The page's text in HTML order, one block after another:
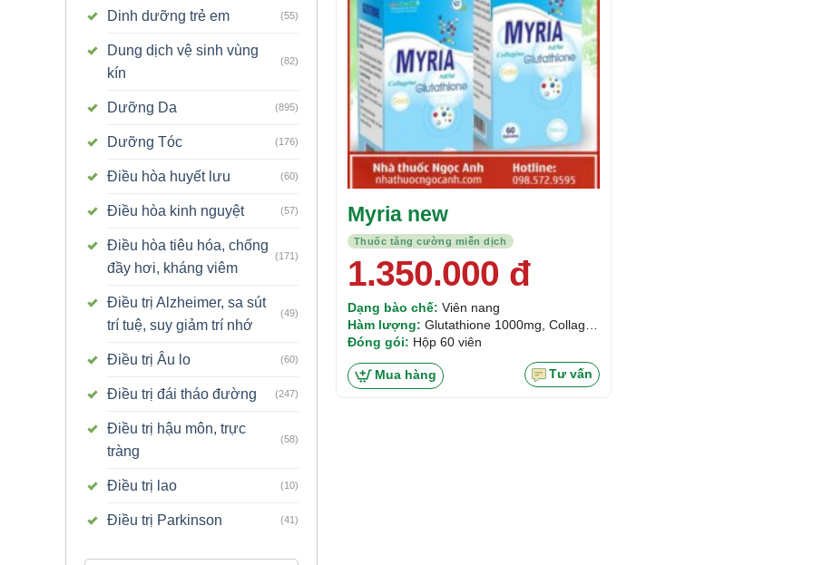
Dinh dưỡng trẻ em (55)
Dung dịch vệ sinh vùng
kín
(82)
Dưỡng Da (895)
Dưỡng Tóc (176)
Điều hòa huyết lưu (60)
Điều hòa kinh nguyệt (57)
Điều hòa tiêu hóa, chống
đầy hơi, kháng viêm
(171)
Điều trị Alzheimer, sa sút
trí tuệ, suy giảm trí nhớ
(49)
Điều trị Âu lo (60)
Điều trị đái tháo đường (247)
Điều trị hậu môn, trực
tràng
(58)
Điều trị lao (10)
Điều trị Parkinson (41)
Thuốc tăng cường miễn dịch
Myria new
1.350.000 đ
Dạng bào chế: Viên nang
Hàm lượng: Glutathione 1000mg, Collagen
marin 2400mcg
Đóng gói: Hộp 60 viên
Mua hàng Tư vấn